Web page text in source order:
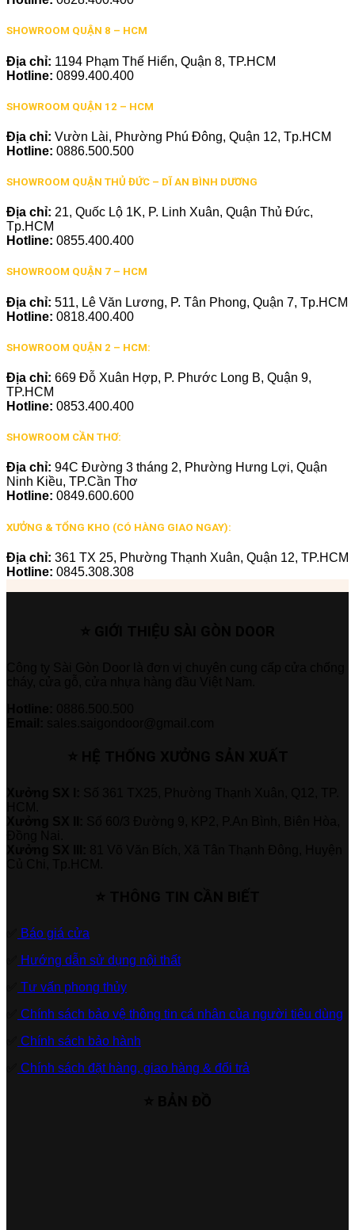
SHOWROOM QUẬN 8 – HCM
Địa chỉ: 1194 Phạm Thế Hiển, Quận 8, TP.HCM
Hotline: 0899.400.400
SHOWROOM QUẬN 12 – HCM
Địa chỉ: Vườn Lài, Phường Phú Đông, Quận 12, Tp.HCM
Hotline: 0886.500.500
SHOWROOM QUẬN THỦ ĐỨC – DĨ AN BÌNH DƯƠNG
Địa chỉ: 21, Quốc Lộ 1K, P. Linh Xuân, Quận Thủ Đức,
Tp.HCM
Hotline: 0855.400.400
SHOWROOM QUẬN 7 – HCM
Địa chỉ: 511, Lê Văn Lương, P. Tân Phong, Quận 7, Tp.HCM
Hotline: 0818.400.400
SHOWROOM QUẬN 2 – HCM:
Địa chỉ: 669 Đỗ Xuân Hợp, P. Phước Long B, Quận 9,
TP.HCM
Hotline: 0853.400.400
SHOWROOM CẦN THƠ:
Địa chỉ: 94C Đường 3 tháng 2, Phường Hưng Lợi, Quận
Ninh Kiều, TP.Cần Thơ
Hotline: 0849.600.600
XƯỞNG & TỔNG KHO (CÓ HÀNG GIAO NGAY):
Địa chỉ: 361 TX 25, Phường Thạnh Xuân, Quận 12, TP.HCM
Hotline: 0845.308.308
Báo giá cửa
Hướng dẫn sử dụng nội thất
Tư vấn phong thủy
Chính sách bảo vệ thông tin cá nhân của người tiêu dùng
Chính sách bảo hành
Chính sách đặt hàng, giao hàng & đổi trả